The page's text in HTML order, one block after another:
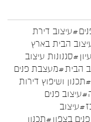
#עיצוב דירת
הבית בארץ
#סגנונות עיצוב
הבית#מעצבת פנים
#תכנון ושיפוץ דירות
#עיצוב פנים
#עיצוב
בצפון #תכנון